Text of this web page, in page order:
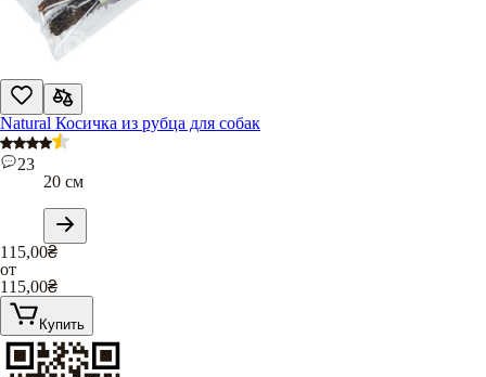
Natural Косичка из рубца для собак
23
20 см
115,00₴
от
115,00₴
Купить